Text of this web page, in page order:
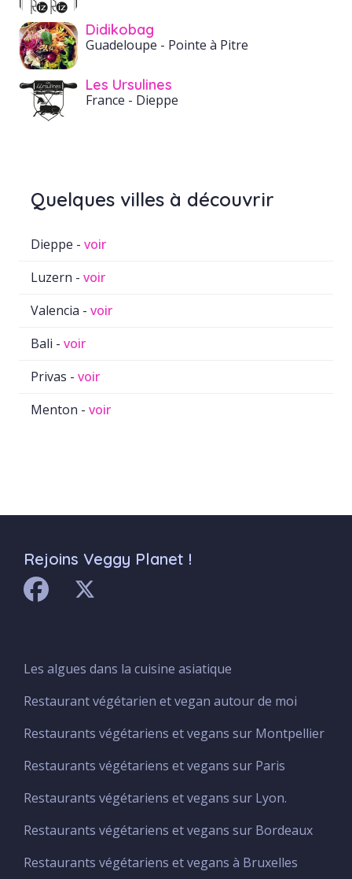
Didikobag
Guadeloupe - Pointe à Pitre
Les Ursulines
France - Dieppe
Quelques villes à découvrir
Dieppe - voir
Luzern - voir
Valencia - voir
Bali - voir
Privas - voir
Menton - voir
Rejoins Veggy Planet !
Menu
Footer
Les algues dans la cuisine asiatique
Restaurant végétarien et vegan autour de moi
Restaurants végétariens et vegans sur Montpellier
Restaurants végétariens et vegans sur Paris
Restaurants végétariens et vegans sur Lyon.
Restaurants végétariens et vegans sur Bordeaux
Restaurants végétariens et vegans à Bruxelles